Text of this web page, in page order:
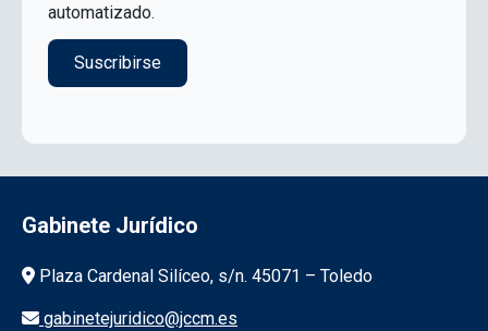
automatizado.
Gabinete Jurídico
Información de la institución
Plaza Cardenal Silíceo, s/n. 45071 – Toledo
gabinetejuridico@jccm.es